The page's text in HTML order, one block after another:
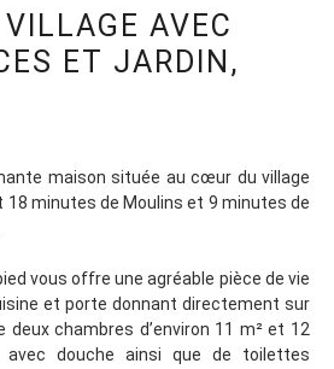
AVEC
ET JARDIN,
maison située au cœur du village
18 minutes de Moulins et 9 minutes de
vous offre une agréable pièce de vie
et porte donnant directement sur
deux chambres d’environ 11 m² et 12
avec douche ainsi que de toilettes